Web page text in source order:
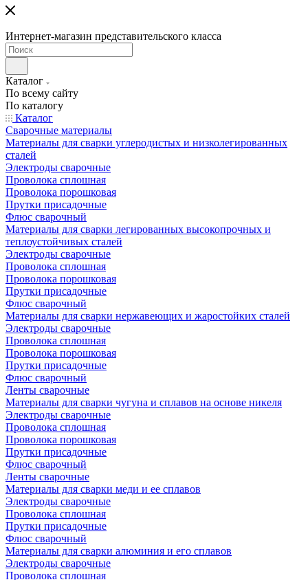
Интернет-магазин представительского класса
Каталог
По всему сайту
По каталогу
Каталог
Сварочные материалы
Материалы для сварки углеродистых и низколегированных
сталей
Электроды сварочные
Проволока сплошная
Проволока порошковая
Прутки присадочные
Флюс сварочный
Материалы для сварки легированных высокопрочных и
теплоустойчивых сталей
Электроды сварочные
Проволока сплошная
Проволока порошковая
Прутки присадочные
Флюс сварочный
Материалы для сварки нержавеющих и жаростойких сталей
Электроды сварочные
Проволока сплошная
Проволока порошковая
Прутки присадочные
Флюс сварочный
Ленты сварочные
Материалы для сварки чугуна и сплавов на основе никеля
Электроды сварочные
Проволока сплошная
Проволока порошковая
Прутки присадочные
Флюс сварочный
Ленты сварочные
Материалы для сварки меди и ее сплавов
Электроды сварочные
Проволока сплошная
Прутки присадочные
Флюс сварочный
Материалы для сварки алюминия и его сплавов
Электроды сварочные
Проволока сплошная